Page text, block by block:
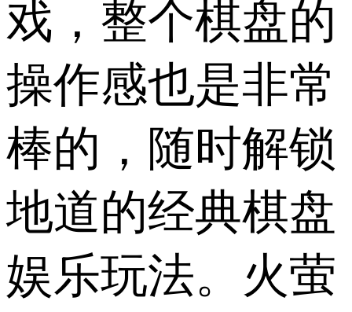
戏，整个棋盘的
操作感也是非常
棒的，随时解锁
地道的经典棋盘
娱乐玩法。火萤